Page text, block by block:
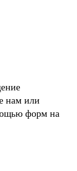
нам или
форм на